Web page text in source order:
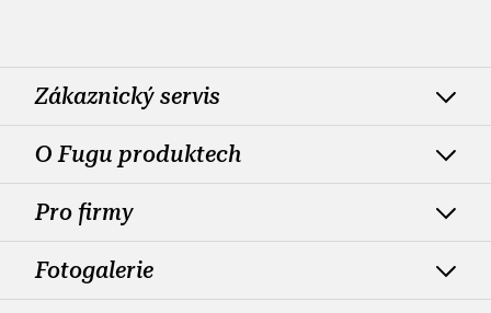
Zákaznický servis
O Fugu produktech
Pro firmy
Fotogalerie